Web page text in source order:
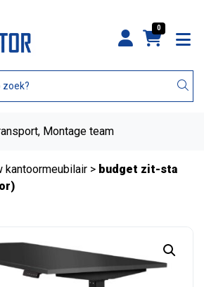
0
Montage team
kantoormeubilair > budget zit-sta